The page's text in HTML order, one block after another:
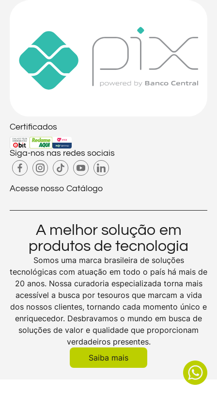
Certificados
Siga-nos nas redes sociais
Acesse nosso Catálogo
A melhor solução em
produtos de tecnologia
Somos uma marca brasileira de soluções
tecnológicas com atuação em todo o país há mais de
20 anos. Nossa curadoria especializada torna mais
acessível a busca por tesouros que marcam a vida
dos nossos clientes, tornando cada momento único e
enriquecedor. Desbravamos o mundo em busca de
soluções de valor e qualidade que proporcionam
verdadeiros presentes.
Saiba mais